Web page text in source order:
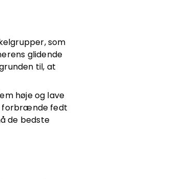
som
glidende
til, at
høje og lave
forbrænde fedt
de bedste